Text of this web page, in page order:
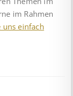
im Rahmen
uns einfach